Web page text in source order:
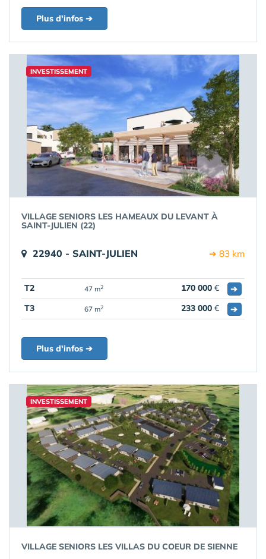
Plus d'infos ➔
INVESTISSEMENT
VILLAGE SENIORS LES HAMEAUX DU LEVANT À
SAINT-JULIEN (22)
22940 - SAINT-JULIEN ➔ 83 km
T2 47 m2 170 000 €
➔
T3
67 m2 233 000 € ➔
Plus d'infos ➔
INVESTISSEMENT
VILLAGE SENIORS LES VILLAS DU COEUR DE SIENNE